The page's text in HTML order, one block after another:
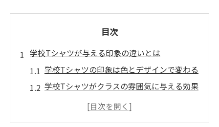
目次
学校Tシャツが与える印象の違いとは
学校Tシャツの印象は色とデザインで変わる
学校Tシャツがクラスの雰囲気に与える効果
クラスTシャツの印象を左右するポイント解